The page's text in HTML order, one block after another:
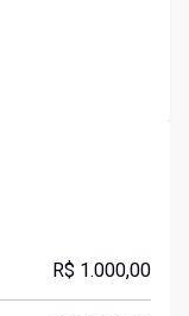
R$ 1.000,00